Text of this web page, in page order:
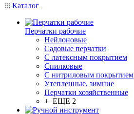
Каталог
Перчатки рабочие
Нейлоновые
Садовые перчатки
С латексным покрытием
Cпилковые
С нитриловым покрытием
Утепленные, зимние
Перчатки хозяйственные
+ ЕЩЕ 2